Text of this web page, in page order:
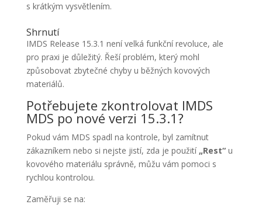
s krátkým vysvětlením.
Shrnutí
IMDS Release 15.3.1 není velká funkční revoluce, ale
pro praxi je důležitý. Řeší problém, který mohl
způsobovat zbytečné chyby u běžných kovových
materiálů.
Potřebujete zkontrolovat IMDS
MDS po nové verzi 15.3.1?
Pokud vám MDS spadl na kontrole, byl zamítnut
zákazníkem nebo si nejste jistí, zda je použití „Rest“u
kovového materiálu správně, můžu vám pomoci s
rychlou kontrolou.
Zaměřuji se na: